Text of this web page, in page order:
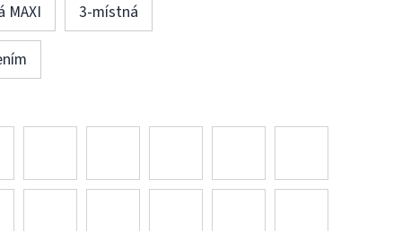
MAXI 3-místná